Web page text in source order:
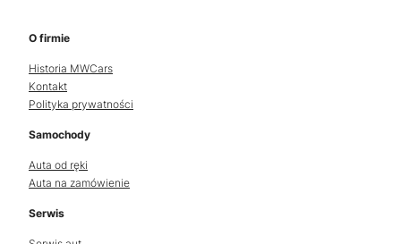
O firmie
Historia MWCars
Kontakt
Polityka prywatności
Samochody
Auta od ręki
Auta na zamówienie
Serwis